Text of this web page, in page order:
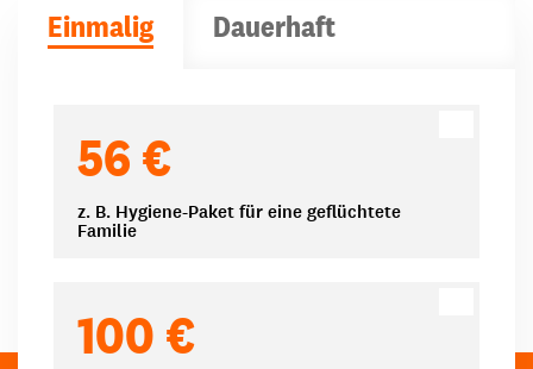
Einmalig Dauerhaft
56 €
z. B. Hygiene-Paket für eine geflüchtete
Familie
100 €